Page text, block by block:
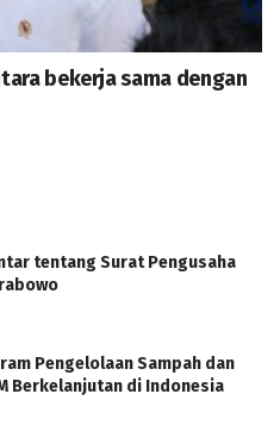
bekerja sama dengan
tentang Surat Pengusaha
Pengelolaan Sampah dan
Berkelanjutan di Indonesia